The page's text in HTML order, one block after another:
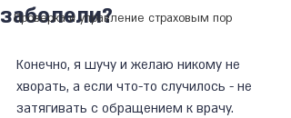
Проверка и управление страховым пор
заболели?
Конечно, я шучу и желаю никому не
хворать, а если что-то случилось - не
затягивать с обращением к врачу.